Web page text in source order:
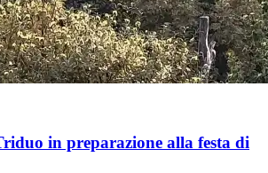
in preparazione alla festa di